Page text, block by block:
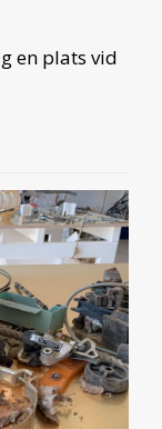
en plats vid